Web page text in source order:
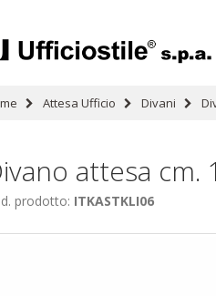
Attesa Ufficio Divani
attesa cm.
prodotto: ITKASTKLI06